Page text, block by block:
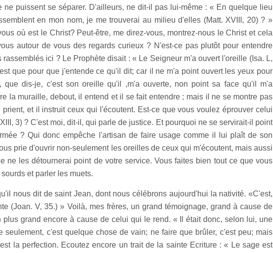
ne puissent se séparer. D'ailleurs, ne dit-il pas lui-même : « En quelque lieu
en mon nom, je me trouverai au milieu d'elles (Matt. XVIII, 20) ? »
où est le Christ? Peut-être, me direz-vous, montrez-nous le Christ et cela
autour de vous des regards curieux ? N'est-ce pas plutôt pour entendre
ici ? Le Prophète disait : « Le Seigneur m'a ouvert l'oreille (Isa. L,
que pour que j'entende ce qu'il dit; car il ne m'a point ouvert les yeux pour
que dis-je, c'est son oreille qu'il ,m'a ouverte, non point sa face qu'il m'a
la muraille, debout, il entend et il se fait entendre ; mais il ne se montre pas
et il instruit ceux qui l'écoutent. Est-ce que vous voulez éprouver celui
3) ? C'est moi, dit-il, qui parle de justice. Et pourquoi ne se servirait-il point
? Qui donc empêche l'artisan de faire usage comme il lui plaît de son
prie d'ouvrir non-seulement les oreilles de ceux qui m'écoutent, mais aussi
ne les détournerai point de votre service. Vous faites bien tout ce que vous
et parler les muets.
nous dit de saint Jean, dont nous célébrons aujourd'hui la nativité. «C'est,
(Joan. V, 35.) » Voilà, mes frères, un grand témoignage, grand à cause de
grand encore à cause de celui qui le rend. « Il était donc, selon lui, une
seulement, c'est quelque chose de vain; ne faire que brûler, c'est peu; mais
la perfection. Ecoutez encore un trait de la sainte Ecriture : « Le sage est